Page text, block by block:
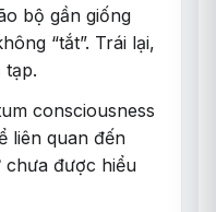
bộ gần giống
“tắt”. Trái lại,
tạp.
consciousness
liên quan đến
chưa được hiểu